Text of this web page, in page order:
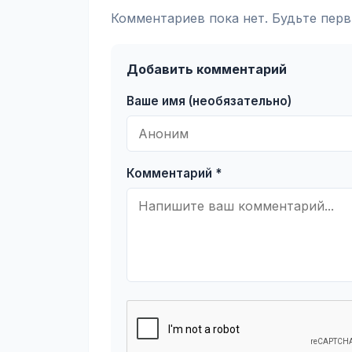
Комментариев пока нет. Будьте
Добавить комментарий
Ваше имя (необязательно)
Комментарий *